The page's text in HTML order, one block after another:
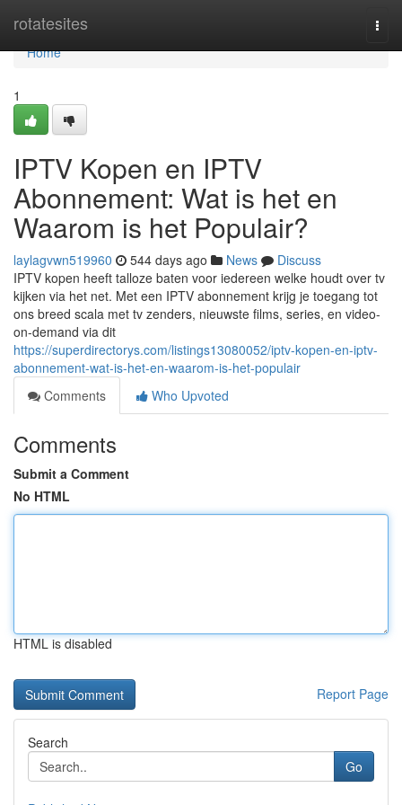
rotatesites
Home
Home
1
IPTV Kopen en IPTV
Abonnement: Wat is het en
Waarom is het Populair?
laylagvwn519960 544 days ago News
Discuss
IPTV kopen heeft talloze baten voor iedereen welke houdt over tv
kijken via het net. Met een IPTV abonnement krijg je toegang tot
ons breed scala met tv zenders, nieuwste films, series, en video-
on-demand via dit
https://superdirectorys.com/listings13080052/iptv-kopen-en-iptv-
abonnement-wat-is-het-en-waarom-is-het-populair
Comments
Who Upvoted
Comments
Submit a Comment
No HTML
HTML is disabled
Report Page
Search
Go